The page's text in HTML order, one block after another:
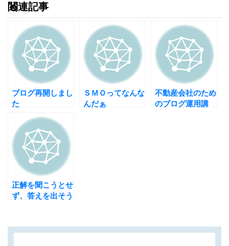
関連記事
ブログ再開しまし
た
ＳＭＯってなんな
んだぁ
不動産会社のため
のブログ運用講
正解を聞こうとせ
ず、答えを出そう